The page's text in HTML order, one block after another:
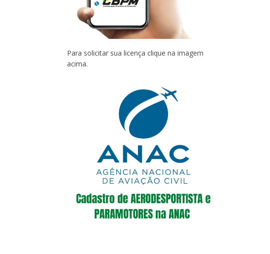
Para solicitar sua licença clique na imagem
acima.